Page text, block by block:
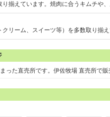
揃えています。焼肉に合うキムチや
リーム、スイーツ等）を多数取り揃
った直売所です。伊佐牧場 直売所で